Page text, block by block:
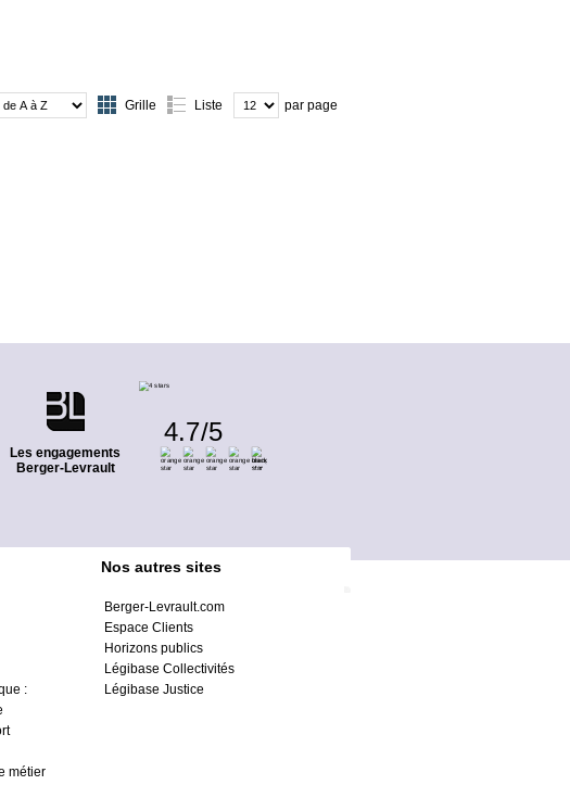
par page
Grille Liste
Les engagements
Berger-Levrault
4.7/5
:
métier
Nos autres sites
Berger-Levrault.com
Espace Clients
Horizons publics
Légibase Collectivités
Légibase Justice